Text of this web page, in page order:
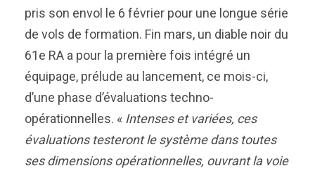
pris son envol le 6 février pour une longue série
de vols de formation. Fin mars, un diable noir du
61e RA a pour la première fois intégré un
équipage, prélude au lancement, ce mois-ci,
d’une phase d’évaluations techno-
opérationnelles. « Intenses et variées, ces
évaluations testeront le système dans toutes
ses dimensions opérationnelles, ouvrant la voie